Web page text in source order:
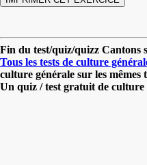
Fin du test/quiz/quizz Cantons
Tous les tests de culture
culture générale sur les mêmes
Un quiz / test gratuit de culture